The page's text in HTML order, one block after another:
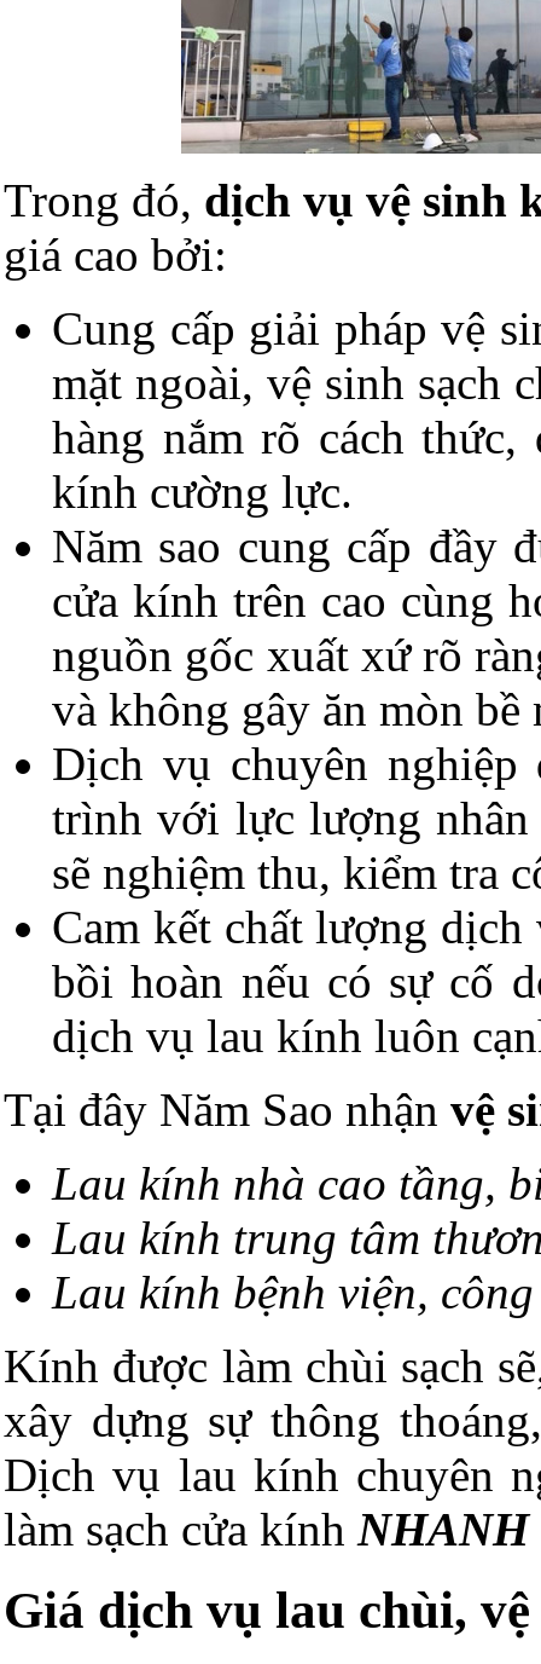
Trong đó, dịch vụ vệ sinh
giá cao bởi:
Cung cấp giải pháp vệ
mặt ngoài, vệ sinh sạch
hàng nắm rõ cách
kính cường lực.
Năm sao cung cấp đầy
cửa kính trên cao cùng
nguồn gốc xuất xứ rõ
và không gây ăn mòn bề
Dịch vụ chuyên
trình với lực lượng nhân
sẽ nghiệm thu, kiểm tra
Cam kết chất lượng
bồi hoàn nếu có sự cố
dịch vụ lau kính luôn
Tại đây Năm Sao nhận vệ
Lau kính nhà cao tầng,
Lau kính trung tâm
Lau kính bệnh viện,
Kính được làm chùi sạch
xây dựng sự thông
Dịch vụ lau kính chuyên
làm sạch cửa kính NHANH
Giá dịch vụ lau chùi,